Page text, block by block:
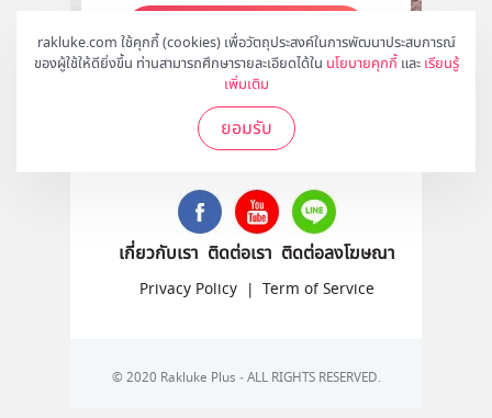
rakluke.com ใช้คุกกี้ (cookies) เพื่อวัตถุประสงค์ในการพัฒนาประสบการณ์
ของผู้ใช้ให้ดียิ่งขึ้น ท่านสามารถศึกษารายละเอียดได้ใน นโยบายคุกกี้ และ เรียนรู้
เพิ่มเติม
ยอมรับ
สมัคร
ติดตามเราได้ที่
เกี่ยวกับเรา ติดต่อเรา ติดต่อลงโฆษณา
Privacy Policy | Term of Service
© 2020 Rakluke Plus - ALL RIGHTS RESERVED.